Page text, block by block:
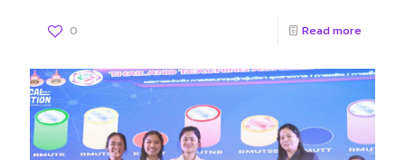
0 Read more